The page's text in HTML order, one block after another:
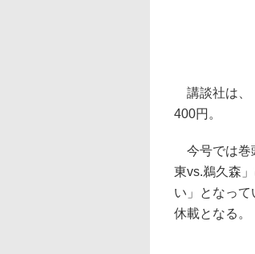
講談社は、
400円。
今号では巻
東vs.鵜久森
い」となっ
休載となる。